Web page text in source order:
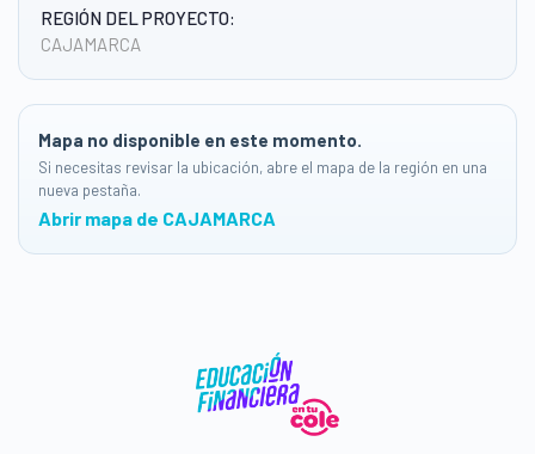
REGIÓN DEL PROYECTO:
CAJAMARCA
Mapa no disponible en este momento.
Si necesitas revisar la ubicación, abre el mapa de la región en una
nueva pestaña.
Abrir mapa de CAJAMARCA